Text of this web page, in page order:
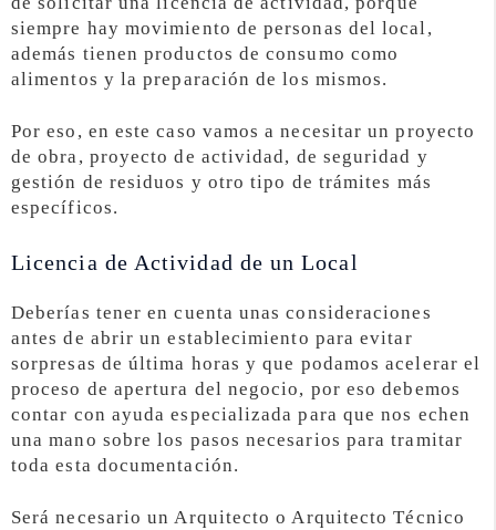
siempre hay movimiento de personas del local,
además tienen productos de consumo como
alimentos y la preparación de los mismos.
Por eso, en este caso vamos a necesitar un proyecto
de obra, proyecto de actividad, de seguridad y
gestión de residuos y otro tipo de trámites más
específicos.
Licencia de Actividad de un Local
Deberías tener en cuenta unas consideraciones
antes de abrir un establecimiento para evitar
sorpresas de última horas y que podamos acelerar el
proceso de apertura del negocio, por eso debemos
contar con ayuda especializada para que nos echen
una mano sobre los pasos necesarios para tramitar
toda esta documentación.
Será necesario un Arquitecto o Arquitecto Técnico